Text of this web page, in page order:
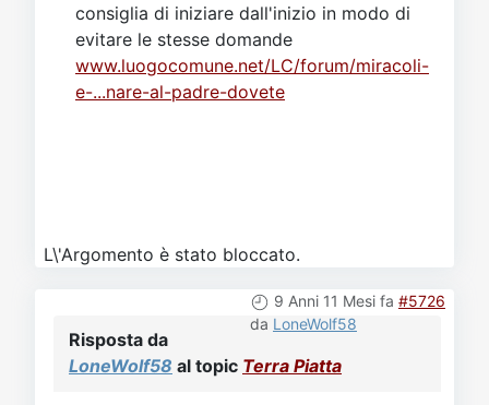
consiglia di iniziare dall'inizio in modo di
evitare le stesse domande
www.luogocomune.net/LC/forum/miracoli-
e-...nare-al-padre-dovete
L\'Argomento è stato bloccato.
9 Anni 11 Mesi fa #5726
da LoneWolf58
Risposta da
LoneWolf58 al topic Terra Piatta